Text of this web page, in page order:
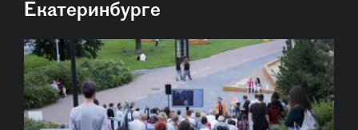
Екатеринбурге